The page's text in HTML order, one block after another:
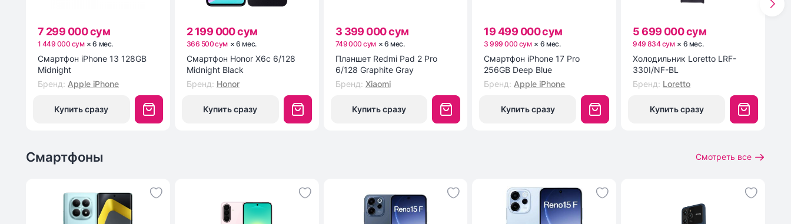
7 299 000 сум
1 449 000 сум ×6 мес.
Смартфон iPhone 13 128GB
Midnight
Бренд: Apple iPhone
Купить сразу
2 199 000 сум
366 500 сум ×6 мес.
Смартфон Honor X6c 6/128
Midnight Black
Бренд: Honor
Купить сразу
3 399 000 сум
749 000 сум × 6 мес.
Планшет Redmi Pad 2 Pro
6/128 Graphite Gray
Бренд: Xiaomi
Купить сразу
19 499 000 сум
3 999 000 сум × 6 мес.
Смартфон iPhone 17 Pro
256GB Deep Blue
Бренд: Apple iPhone
Купить сразу
5 699 000 сум
949 834 сум × 6 мес.
Холодильник Loretto LRF-
330I/NF-BL
Бренд: Loretto
Купить сразу
Смартфоны Смотреть все